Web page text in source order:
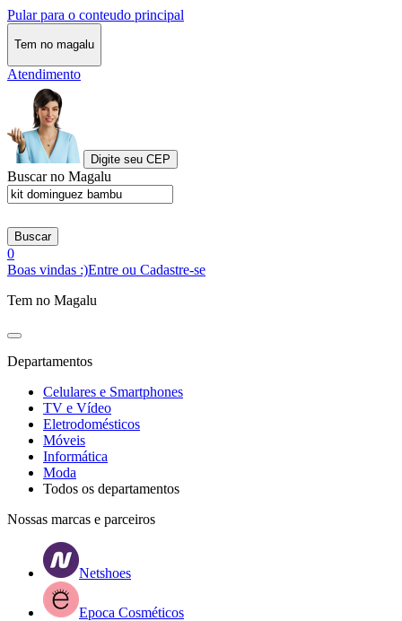
Pular para o conteudo principal
Tem no magalu
Atendimento
Digite seu CEP
Buscar no Magalu
Buscar
0
Boas vindas :)Entre ou Cadastre-se
Tem no Magalu
Departamentos
Celulares e Smartphones
TV e Vídeo
Eletrodomésticos
Móveis
Informática
Moda
Todos os departamentos
Nossas marcas e parceiros
Netshoes
Epoca Cosméticos